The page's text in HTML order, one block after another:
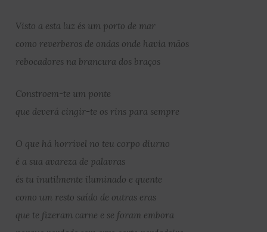
Visto a esta luz és um porto de mar
como reverberos de ondas onde havia mãos
rebocadores na brancura dos braços
Constroem-te um ponte
que deverá cingir-te os rins para sempre
O que há horrível no teu corpo diurno
é a sua avareza de palavras
és tu inutilmente iluminado e quente
como um resto saído de outras eras
que te fizeram carne e se foram embora